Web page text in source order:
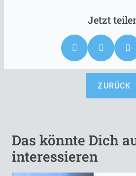
ZURÜCK
Das könnte Dich
interessieren